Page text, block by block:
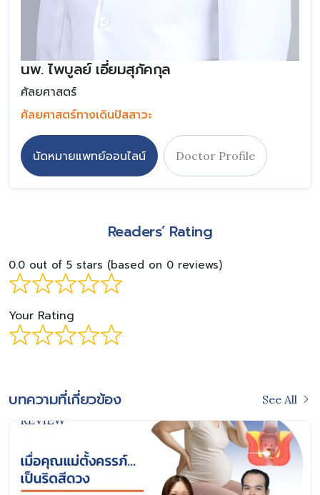
นพ. ไพบูลย์ เอี่ยมสุภัคกุล
ศัลยศาสตร์
ศัลยศาสตร์ทางเดินปัสสาวะ
นัดหมายแพทย์ออนไลน์ Doctor Profile
Readers’ Rating
0.0 out of 5 stars (based on 0 reviews)
Your Rating
บทความที่เกี่ยวข้อง See All